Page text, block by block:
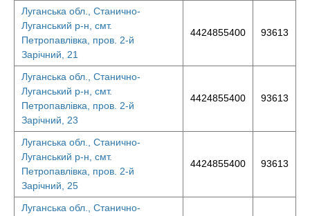
Луганська обл., Станично-
Луганський р-н, смт.
Петропавлівка, пров. 2-й
Зарічний, 21
4424855400 93613
Луганська обл., Станично-
Луганський р-н, смт.
Петропавлівка, пров. 2-й
Зарічний, 23
4424855400 93613
Луганська обл., Станично-
Луганський р-н, смт.
Петропавлівка, пров. 2-й
Зарічний, 25
4424855400 93613
Луганська обл., Станично-